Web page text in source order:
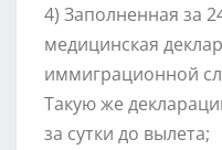
4) Заполненная за
медицинская
иммиграционной
Такую же
за сутки до вылета;